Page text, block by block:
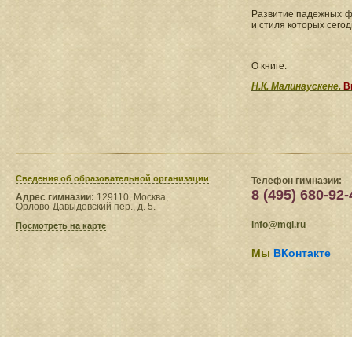
Развитие падежных
и стиля которых
О книге:
Н.К. Малинаускене.
Сведения​ об образовательной организации
Адрес гимназии: 129110, Москва,
Орлово-Давыдовский пер., д. 5.
Посмотреть на карте
Телефон гимназии:
8 (495) 680-92-
info@mgl.ru
Мы ВКонтакте